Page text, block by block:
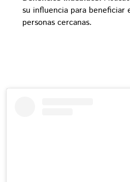
su influencia para beneficiar
personas cercanas.